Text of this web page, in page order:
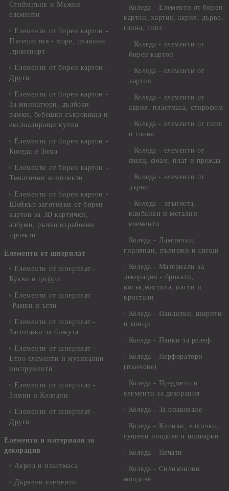
Стиймпънк и Мъжки
елементи
Елементи от бирен картон -
Пътешестия - море, планина
,транспорт
Елементи от бирен картон -
Други
Елементи от бирен картон -
За миниатюри, дълбоки
рамки, бебешки съкровища и
екслоадиращи кутии
Елементи от бирен картон -
Коледа и Зима
Елементи от бирен картон -
Тематични комплекти
Елементи от бирен картон -
Шейкър заготовки от бирен
картон за 3D картички,
албуми, ръчно израбоени
проекти
Елементи от шперплат
Елементи от шперплат -
Букви и цифри
Елементи от шперплат
-Рамки и ъгли
Елементи от шперплат -
Заготовки за бижута
Елементи от шперплат -
Етно елементи и музикални
инструменти
Елементи от шперплат -
Зимни и Коледни
Елементи от шперплат -
Други
Елементи и материали за
декорация
Акрил и пластмаса
Дървени елементи
Коледа - Eлементи от бирен
картон, хартия, акрил, дърво,
глина, гипс
Коледа - елементи от
бирен картон
Коледа - елементи от
хартия
Коледа - елементи от
акрил, пластмаса, стирофом
Коледа - елементи от гипс
и глина
Коледа - елементи от
филц, фоам, плат и прежда
Коледа - елементи от
дърво
Коледа - звънчета,
камбанки и метални
елементи
Коледа - Лампички,
гирлянди, пълнежи и свещи
Коледа - Материали за
декорация - брокати,
восък,мастила, пасти и
кристали
Коледа - Панделки, ширити
и конци
Коелда - Папки за релеф
Коледа - Перфоратори
(пънчове)
Коледа - Предмети и
елементи за декорация
Коледа - За опаковане
Коледа - Kлонки, елхички,
сушени плодове и шишарки
Коледа - Печати
Коледа - Силиконови
молдове